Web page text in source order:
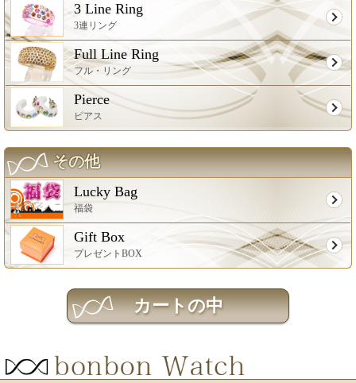
3 Line Ring
3連リング
Full Line Ring
フル・リング
Pierce
ピアス
その他
Lucky Bag
福袋
Gift Box
プレゼントBOX